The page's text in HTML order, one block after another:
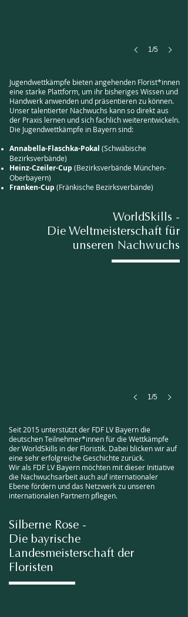
1/5
Jugendwettkämpfe bieten angehenden Florist*innen
eine starke Plattform, um ihr bisheriges Wissen und
Handwerk anwenden und präsentieren zu können.
Unser talentierter Nachwuchs kann so direkt aus
der Praxis lernen und sich fachlich weiterentwickeln.
Die Jugendwettkämpfe in Bayern sind:
Annabella-Flaschka-Pokal (Schwäbische
Bezirksverbände)
Heinz-Czeiler-Cup (Bezirksverbände München-
Oberbayern)
Franken-Cup (Fränkische Bezirksverbände)
WorldSkills -
Die Weltmeisterschaft für
unseren Nachwuchs
Zu Gast bei Bundeskanzlerin
1/5
Seit 2015 unterstützt der FDF LV Bayern die
deutschen Teilnehmer*innen für die Wettkämpfe
der WorldSkills in der Floristik. Dabei blicken wir auf
eine sehr erfolgreiche Geschichte zurück.
Wir als FDF LV Bayern möchten mit dieser Initiative
die Nachwuchsarbeit auch auf internationaler
Ebene fördern und das Netzwerk zu unseren
internationalen Partnern pflegen.
Silberne Rose -
Die bayrische
Landesmeisterschaft der
Floristen
Austellung & Event
Rose